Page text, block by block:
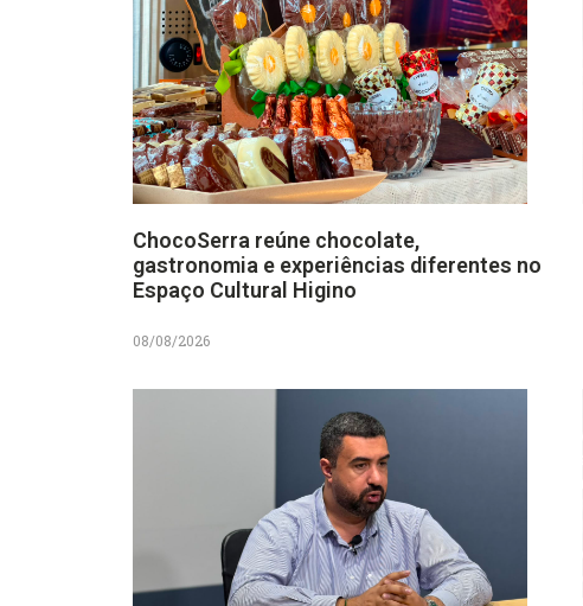
ChocoSerra reúne chocolate,
gastronomia e experiências diferentes no
Espaço Cultural Higino
08/08/2026